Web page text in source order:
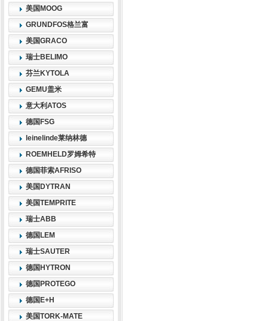
美国MOOG
GRUNDFOS格兰富
美国GRACO
瑞士BELIMO
芬兰KYTOLA
GEMU盖米
意大利ATOS
德国FSG
leinelinde莱纳林德
ROEMHELD罗姆希特
德国菲索AFRISO
美国DYTRAN
美国TEMPRITE
瑞士ABB
德国LEM
瑞士SAUTER
德国HYTRON
德国PROTEGO
德国E+H
美国TORK-MATE